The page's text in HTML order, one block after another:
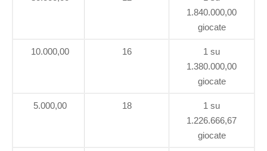
1.840.000,00
giocate
10.000,00 16
1 su
1.380.000,00
giocate
5.000,00 18
1 su
1.226.666,67
giocate